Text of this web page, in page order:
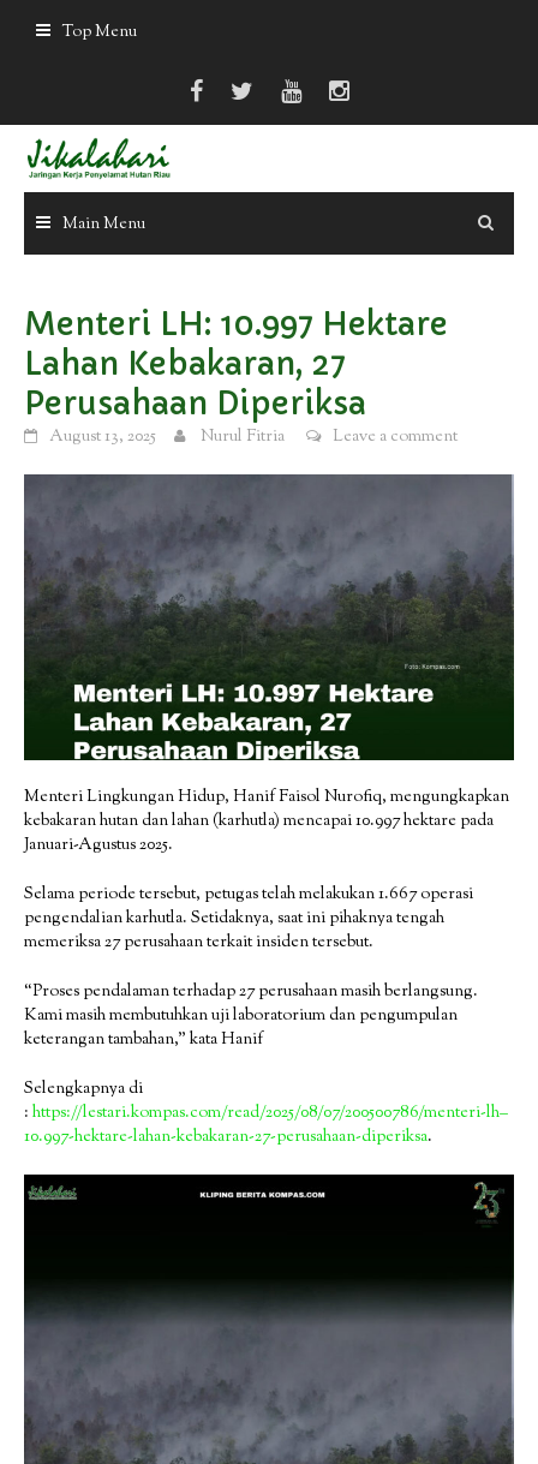
Top Menu
Main Menu
Menteri LH: 10.997 Hektare
Lahan Kebakaran, 27
Perusahaan Diperiksa
August 13, 2025 Nurul Fitria Leave a comment
Menteri Lingkungan Hidup, Hanif Faisol Nurofiq, mengungkapkan
kebakaran hutan dan lahan (karhutla) mencapai 10.997 hektare pada
Januari-Agustus 2025.
Selama periode tersebut, petugas telah melakukan 1.667 operasi
pengendalian karhutla. Setidaknya, saat ini pihaknya tengah
memeriksa 27 perusahaan terkait insiden tersebut.
“Proses pendalaman terhadap 27 perusahaan masih berlangsung.
Kami masih membutuhkan uji laboratorium dan pengumpulan
keterangan tambahan,” kata Hanif
Selengkapnya di
: https://lestari.kompas.com/read/2025/08/07/200500786/menteri-lh–
10.997-hektare-lahan-kebakaran-27-perusahaan-diperiksa.